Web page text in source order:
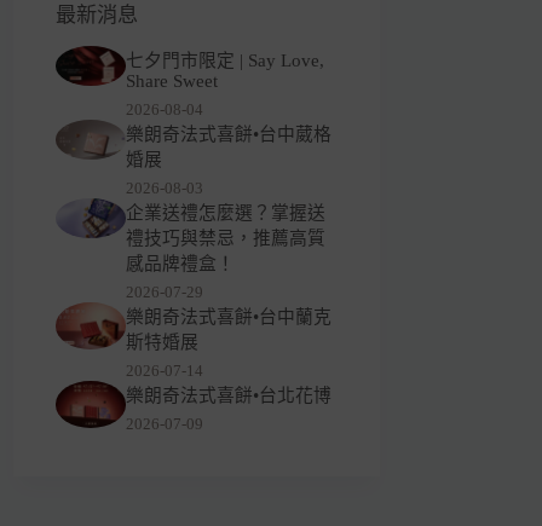
最新消息
七夕門市限定 | Say Love,
Share Sweet
2026-08-04
樂朗奇法式喜餅•台中葳格
婚展
2026-08-03
企業送禮怎麼選？掌握送
禮技巧與禁忌，推薦高質
感品牌禮盒！
2026-07-29
樂朗奇法式喜餅•台中蘭克
斯特婚展
2026-07-14
樂朗奇法式喜餅•台北花博
2026-07-09